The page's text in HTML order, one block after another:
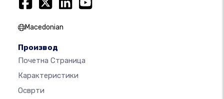
Macedonian
Производ
Почетна Страница
Карактеристики
Осврти